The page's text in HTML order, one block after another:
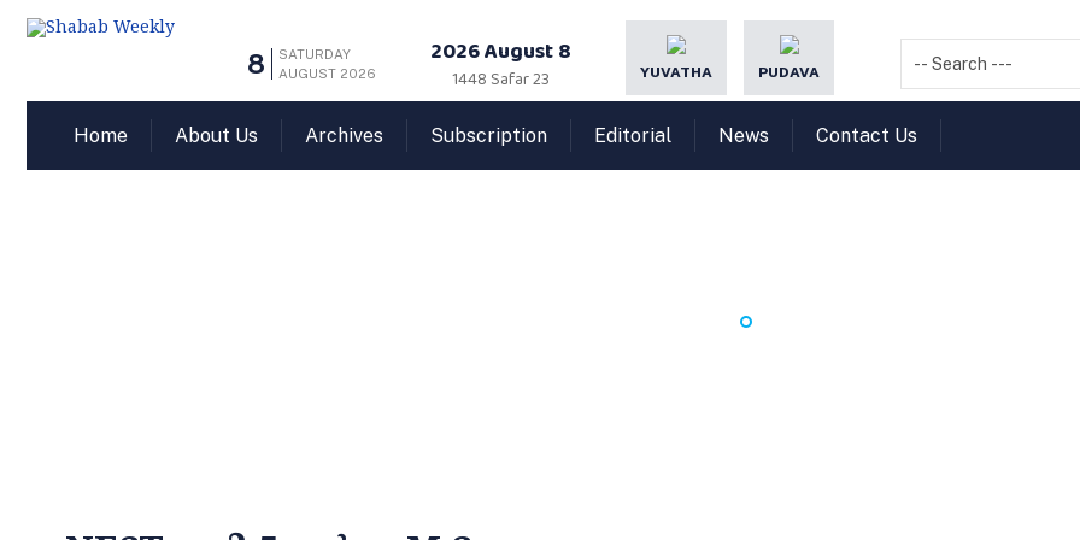
8
SATURDAY
AUGUST 2026
2026 August 8
1448 Safar 23 YUVATHA PUDAVA
Home About Us Archives Subscription Editorial News Contact Us